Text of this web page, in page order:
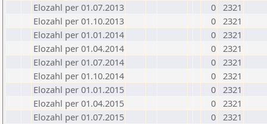
Elozahl per 01.07.2013
0 2321
Elozahl per 01.10.2013
0 2321
Elozahl per 01.01.2014
0 2321
Elozahl per 01.04.2014
0 2321
Elozahl per 01.07.2014
0 2321
Elozahl per 01.10.2014
0 2321
Elozahl per 01.01.2015
0 2321
Elozahl per 01.04.2015
0 2321
Elozahl per 01.07.2015
0 2321